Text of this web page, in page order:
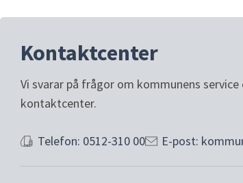
Kontaktcenter
Vi svarar på frågor om kommunens
kontaktcenter.
Telefon: 0512-310 00 E-post: